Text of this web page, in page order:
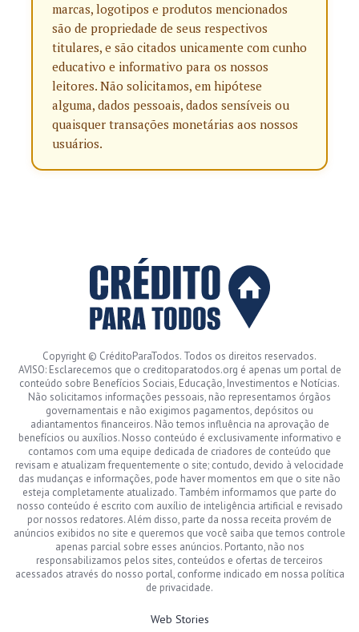
marcas, logotipos e produtos mencionados
são de propriedade de seus respectivos
titulares, e são citados unicamente com cunho
educativo e informativo para os nossos
leitores. Não solicitamos, em hipótese
alguma, dados pessoais, dados sensíveis ou
quaisquer transações monetárias aos nossos
usuários.
Copyright © CréditoParaTodos. Todos os direitos reservados.
AVISO: Esclarecemos que o creditoparatodos.org é apenas um portal de
conteúdo sobre Benefícios Sociais, Educação, Investimentos e Notícias.
Não solicitamos informações pessoais, não representamos órgãos
governamentais e não exigimos pagamentos, depósitos ou
adiantamentos financeiros. Não temos influência na aprovação de
benefícios ou auxílios. Nosso conteúdo é exclusivamente informativo e
contamos com uma equipe dedicada de criadores de conteúdo que
revisam e atualizam frequentemente o site; contudo, devido à velocidade
das mudanças e informações, pode haver momentos em que o site não
esteja completamente atualizado. Também informamos que parte do
nosso conteúdo é escrito com auxílio de inteligência artificial e revisado
por nossos redatores. Além disso, parte da nossa receita provém de
anúncios exibidos no site e queremos que você saiba que temos controle
apenas parcial sobre esses anúncios. Portanto, não nos
responsabilizamos pelos sites, conteúdos e ofertas de terceiros
acessados através do nosso portal, conforme indicado em nossa política
de privacidade.
Web Stories